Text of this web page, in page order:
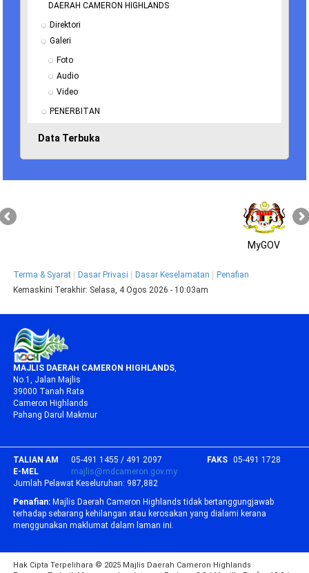
DAERAH CAMERON HIGHLANDS
Direktori
Galeri
Foto
Audio
Video
PENERBITAN
Data Terbuka
MyGOV
Terma & Syarat Dasar Privasi Dasar Keselamatan
Penafian
Kemaskini Terakhir: Selasa, 4 Ogos 2026 - 10:03am
MAJLIS DAERAH CAMERON HIGHLANDS,
No.1, Jalan Majlis
39000 Tanah Rata
Cameron Highlands
Pahang Darul Makmur
TALIAN AM 05-491 1455 / 491 2097 FAKS
05-491 1728
E-MEL
majlis@mdcameron.gov.my
Jumlah Pelawat Keseluruhan: 987,882
Penafian: Majlis Daerah Cameron Highlands tidak bertanggungjawab
terhadap sebarang kehilangan atau kerosakan yang dialami kerana
menggunakan maklumat dalam laman ini.
Hak Cipta Terpelihara © 2025 Majlis Daerah Cameron Highlands